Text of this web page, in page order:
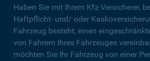
Haben Sie mit Ihrem Kfz-Versicherer,
Haftpflicht- und/ oder
Fahrzeug besteht, einen
von Fahrern Ihres Fahrzeuges
möchten Sie Ihr Fahrzeug von einer